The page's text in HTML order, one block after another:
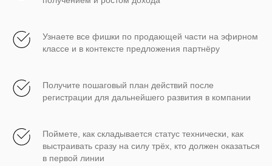
Узнаете все фишки по продающей части на эфирном
классе и в контексте предложения партнёру
Получите пошаговый план действий после
регистрации для дальнейшего развития в компании
Поймете, как складывается статус технически, как
выстраивать сразу на силу трёх, кто должен оказаться
в первой линии